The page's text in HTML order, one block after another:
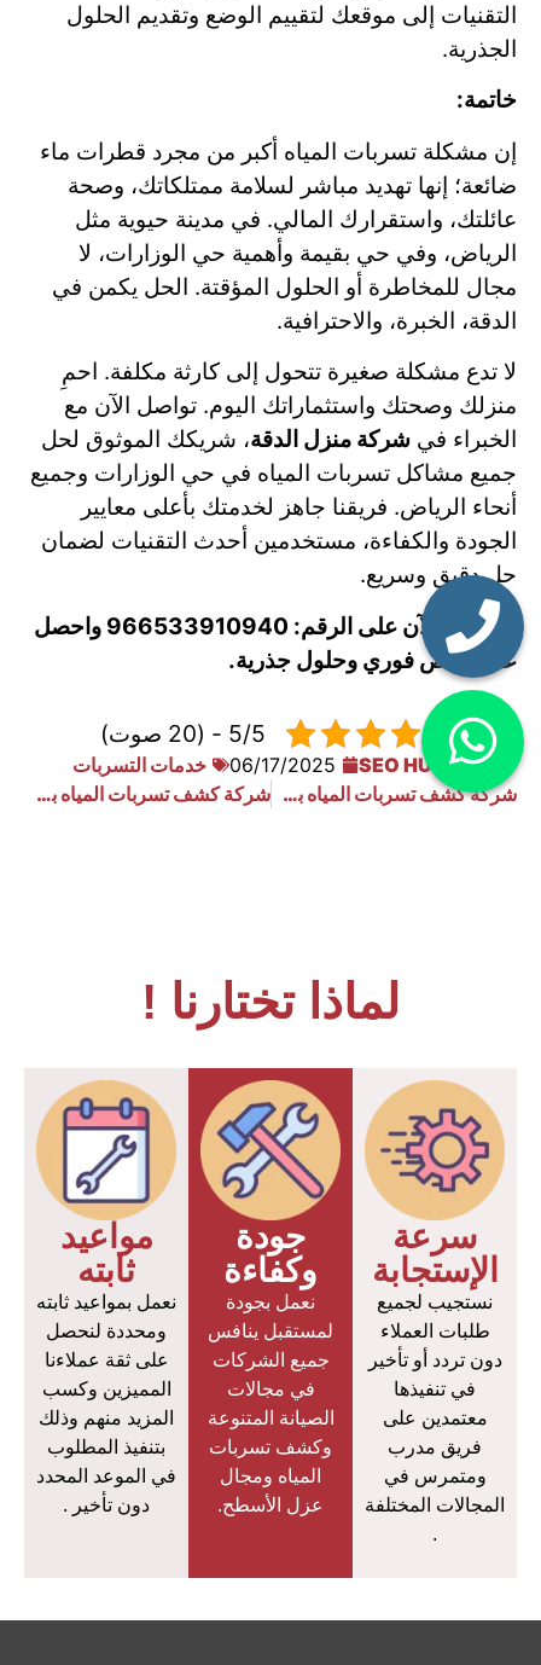
التقنيات إلى موقعك لتقييم الوضع وتقديم الحلول
الجذرية.
خاتمة:
إن مشكلة تسربات المياه أكبر من مجرد قطرات ماء
ضائعة؛ إنها تهديد مباشر لسلامة ممتلكاتك، وصحة
عائلتك، واستقرارك المالي. في مدينة حيوية مثل
الرياض، وفي حي بقيمة وأهمية حي الوزارات، لا
مجال للمخاطرة أو الحلول المؤقتة. الحل يكمن في
الدقة، الخبرة، والاحترافية.
لا تدع مشكلة صغيرة تتحول إلى كارثة مكلفة. احمِ
منزلك وصحتك واستثماراتك اليوم. تواصل الآن مع
الخبراء في شركة منزل الدقة، شريكك الموثوق لحل
جميع مشاكل تسربات المياه في حي الوزارات وجميع
أنحاء الرياض. فريقنا جاهز لخدمتك بأعلى معايير
الجودة والكفاءة، مستخدمين أحدث التقنيات لضمان
حل دقيق وسريع.
اتصل بنا الآن على الرقم: 966533910940 واحصل
على فحص فوري وحلول جذرية.
5/5 - (20 صوت)
SEO HUB
06/17/2025
خدمات التسربات
شركة كشف تسربات المياه بحي الدار البيضاء
شركة كشف تسربات المياه بحي الفاروق
لماذا تختارنا !
سرعة
الإستجابة
نستجيب لجميع
طلبات العملاء
دون تردد أو تأخير
في تنفيذها
معتمدين على
فريق مدرب
ومتمرس في
المجالات المختلفة
.
جودة
وكفاءة
نعمل بجودة
لمستقبل ينافس
جميع الشركات
في مجالات
الصيانة المتنوعة
وكشف تسربات
المياه ومجال
عزل الأسطح.
مواعيد
ثابته
نعمل بمواعيد ثابته
ومحددة لنحصل
على ثقة عملاءنا
المميزين وكسب
المزيد منهم وذلك
بتنفيذ المطلوب
في الموعد المحدد
دون تأخير .